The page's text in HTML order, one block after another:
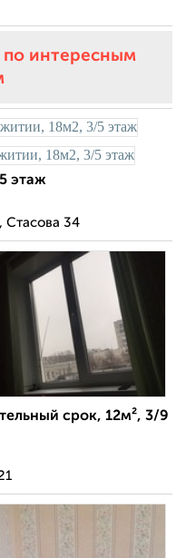
по интересным
этаж
Стасова 34
срок, 12м², 3/9